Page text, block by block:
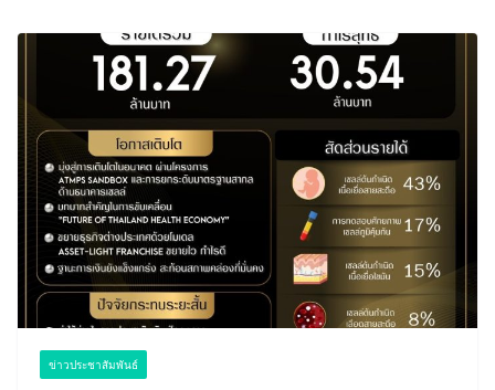
ข่าวประชาสัมพันธ์